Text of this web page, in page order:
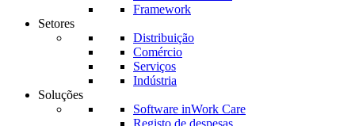
Framework
Setores
Distribuição
Comércio
Serviços
Indústria
Soluções
Software inWork Care
Registo de despesas